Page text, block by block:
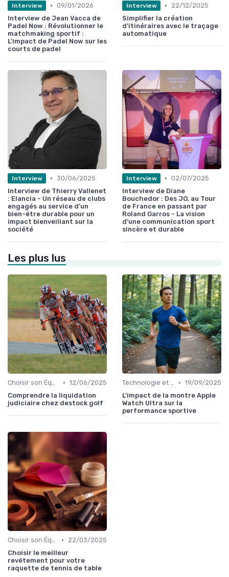
Interview • 09/01/2026
Interview de Jean Vacca de
Padel Now : Révolutionner le
matchmaking sportif :
L'impact de Padel Now sur les
courts de padel
Interview •
22/12/2025
Simplifier la création
d'itinéraires avec le traçage
automatique
Interview • 30/06/2025
Interview de Thierry Vallenet
: Elancia - Un réseau de clubs
engagés au service d’un
bien-être durable pour un
impact bienveillant sur la
société
Interview • 02/07/2025
Interview de Diane
Bouchedor : Des JO, au Tour
de France en passant par
Roland Garros - La vision
d’une communication sport
sincère et durable
Les plus lus
Choisir son Équipement Sportif • 12/06/2025
Comprendre la liquidation
judiciaire chez destock golf
Technologie et Gadgets de Sport • 19/09/2025
L'impact de la montre Apple
Watch Ultra sur la
performance sportive
Choisir son Équipement Sportif •
22/03/2025
Choisir le meilleur
revêtement pour votre
raquette de tennis de table